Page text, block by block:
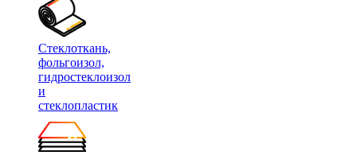
Стеклоткань,
фольгоизол,
гидростеклоизол
и
стеклопластик